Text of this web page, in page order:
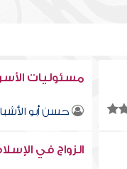
مسئوليات
حسن أبو
الزواج في